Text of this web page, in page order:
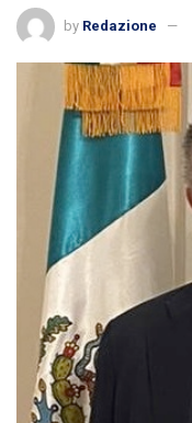
by Redazione